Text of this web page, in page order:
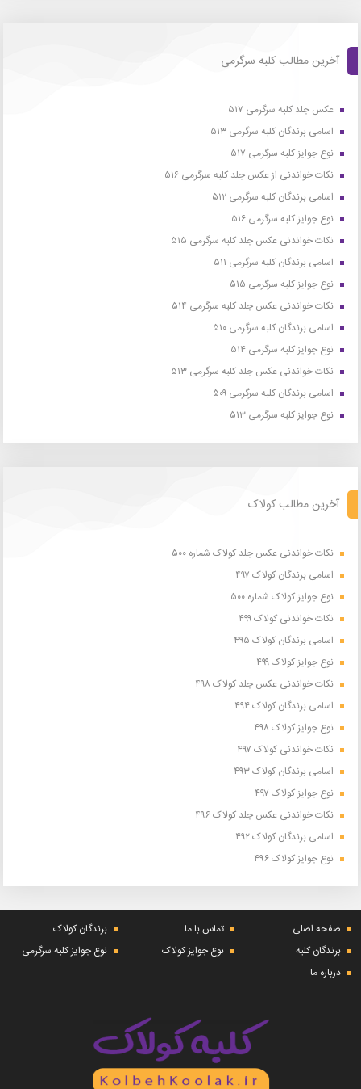
آخرین مطالب کلبه سرگرمی
عکس جلد کلبه سرگرمی ۵۱۷
اسامی برندگان کلبه سرگرمی ۵۱۳
نوع جوایز کلبه سرگرمی ۵۱۷
نکات خواندنی از عکس جلد کلبه سرگرمی ۵۱۶
اسامی برندگان کلبه سرگرمی ۵۱۲
نوع جوایز کلبه سرگرمی ۵۱۶
نکات خواندنی عکس جلد کلبه سرگرمی ۵۱۵
اسامی برندگان کلبه سرگرمی ۵۱۱
نوع جوایز کلبه سرگرمی ۵۱۵
نکات خواندنی عکس جلد کلبه سرگرمی ۵۱۴
اسامی برندگان کلبه سرگرمی ۵۱۰
نوع جوایز کلبه سرگرمی ۵۱۴
نکات خواندنی عکس جلد کلبه سرگرمی ۵۱۳
اسامی برندگان کلبه سرگرمی ۵۰۹
نوع جوایز کلبه سرگرمی ۵۱۳
آخرین مطالب کولاک
نکات خواندنی عکس جلد کولاک شماره ۵۰۰
اسامی برندگان کولاک ۴۹۷
نوع جوایز کولاک شماره ۵۰۰
نکات خواندنی کولاک ۴۹۹
اسامی برندگان کولاک ۴۹۵
نوع جوایز کولاک ۴۹۹
نکات خواندنی عکس جلد کولاک ۴۹۸
اسامی برندگان کولاک ۴۹۴
نوع جوایز کولاک ۴۹۸
نکات خواندنی کولاک ۴۹۷
اسامی برندگان کولاک ۴۹۳
نوع جوایز کولاک ۴۹۷
نکات خواندنی عکس جلد کولاک ۴۹۶
اسامی برندگان کولاک ۴۹۲
نوع جوایز کولاک ۴۹۶
صفحه اصلی تماس با ما
برندگان کولاک
برندگان کلبه
نوع جوایز کولاک
نوع جوایز کلبه سرگرمی
درباره ما